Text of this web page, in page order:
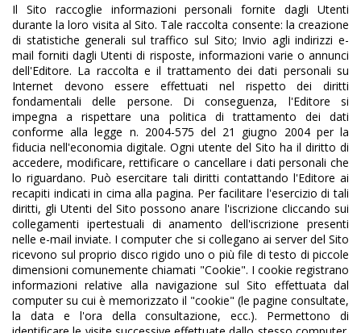
Il Sito raccoglie informazioni personali fornite dagli Utenti
durante la loro visita al Sito. Tale raccolta consente: la creazione
di statistiche generali sul traffico sul Sito; Invio agli indirizzi e-
mail forniti dagli Utenti di risposte, informazioni varie o annunci
dell'Editore. La raccolta e il trattamento dei dati personali su
Internet devono essere effettuati nel rispetto dei diritti
fondamentali delle persone. Di conseguenza, l'Editore si
impegna a rispettare una politica di trattamento dei dati
conforme alla legge n. 2004-575 del 21 giugno 2004 per la
fiducia nell'economia digitale. Ogni utente del Sito ha il diritto di
accedere, modificare, rettificare o cancellare i dati personali che
lo riguardano. Può esercitare tali diritti contattando l'Editore ai
recapiti indicati in cima alla pagina. Per facilitare l'esercizio di tali
diritti, gli Utenti del Sito possono anare l'iscrizione cliccando sui
collegamenti ipertestuali di anamento dell'iscrizione presenti
nelle e-mail inviate. I computer che si collegano ai server del Sito
ricevono sul proprio disco rigido uno o più file di testo di piccole
dimensioni comunemente chiamati "Cookie". I cookie registrano
informazioni relative alla navigazione sul Sito effettuata dal
computer su cui è memorizzato il "cookie" (le pagine consultate,
la data e l'ora della consultazione, ecc.). Permettono di